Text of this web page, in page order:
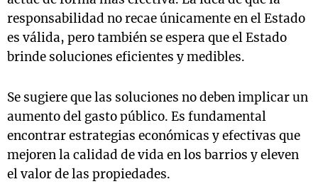
responsabilidad no recae únicamente en el Estado
es válida, pero también se espera que el Estado
brinde soluciones eficientes y medibles.
Se sugiere que las soluciones no deben implicar un
aumento del gasto público. Es fundamental
encontrar estrategias económicas y efectivas que
mejoren la calidad de vida en los barrios y eleven
el valor de las propiedades.